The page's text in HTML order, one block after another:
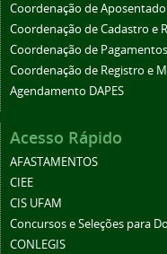
Coordenação de
Coordenação de Cadastro e
Coordenação de
Coordenação de Registro e
Agendamento DAPES
Acesso Rápido
AFASTAMENTOS
CIEE
CIS UFAM
Concursos e Seleções para
CONLEGIS